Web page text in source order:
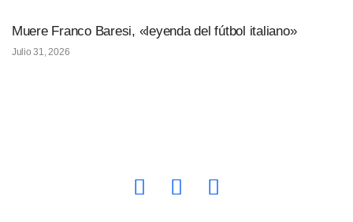
Muere Franco Baresi, «leyenda del fútbol italiano»
Julio 31, 2026